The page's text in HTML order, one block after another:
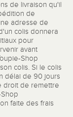
de livraison qu'il
de
adresse de
colis donnera
pour
avant
Shop
colis. Si le colis
délai de 90 jours
droit de remettre
faite des frais